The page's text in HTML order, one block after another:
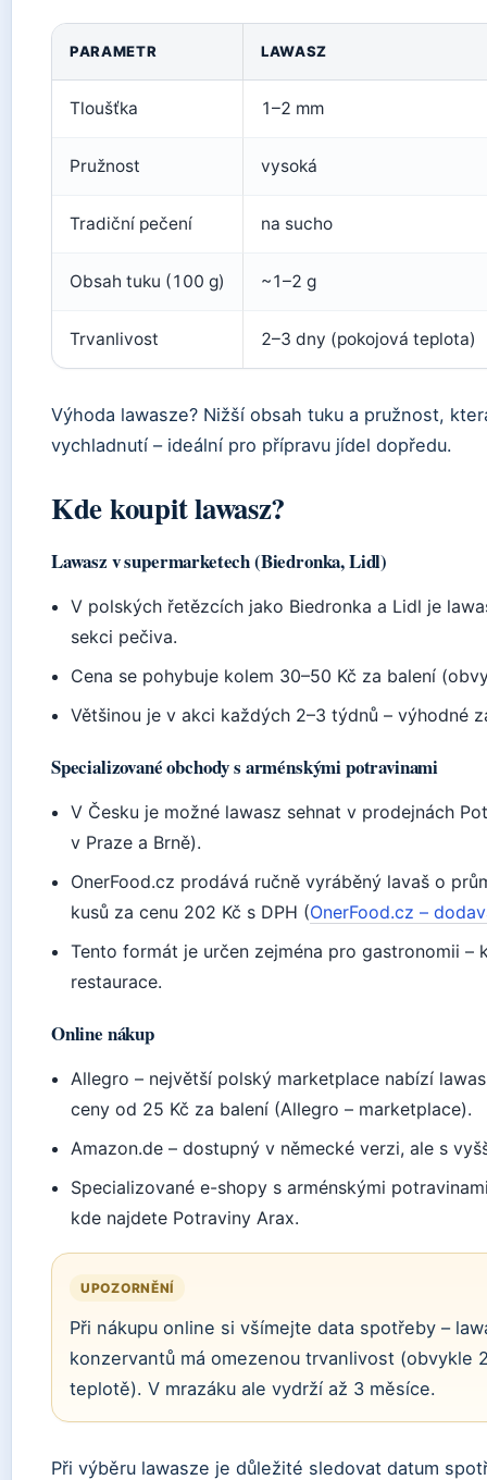
PARAMETR LAWASZ
Tloušťka 1–2 mm
Pružnost vysoká
Tradiční pečení na sucho
Obsah tuku (100 g) ~1–2 g
Trvanlivost 2–3 dny (pokojová teplota)
Výhoda lawasze? Nižší obsah tuku a pružnost,
vychladnutí – ideální pro přípravu jídel dopředu.
Kde koupit lawasz?
Lawasz v supermarketech (Biedronka, Lidl)
V polských řetězcích jako Biedronka a Lidl je
sekci pečiva.
Cena se pohybuje kolem 30–50 Kč za balení
Většinou je v akci každých 2–3 týdnů – výhodné
Specializované obchody s arménskými potravinami
V Česku je možné lawasz sehnat v prodejnách
v Praze a Brně).
OnerFood.cz prodává ručně vyráběný lavaš o
kusů za cenu 202 Kč s DPH (OnerFood.cz –
Tento formát je určen zejména pro gastronomii –
restaurace.
Online nákup
Allegro – největší polský marketplace nabízí
ceny od 25 Kč za balení (Allegro – marketplace).
Amazon.de – dostupný v německé verzi, ale s
Specializované e-shopy s arménskými
kde najdete Potraviny Arax.
UPOZORNĚNÍ
Při nákupu online si všímejte data spotřeby –
konzervantů má omezenou trvanlivost (obvykle
teplotě). V mrazáku ale vydrží až 3 měsíce.
Při výběru lawasze je důležité sledovat datum